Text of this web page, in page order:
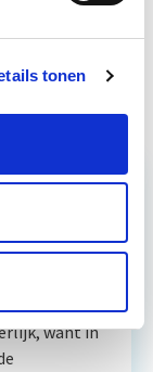
tonen
di 8
want in